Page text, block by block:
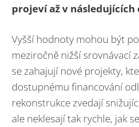
projeví až v následujících
Vyšší hodnoty mohou být
meziročně nižší srovnávací
se zahajují nové projekty,
dostupnému financování
rekonstrukce zvedají
ale neklesají tak rychle, jak